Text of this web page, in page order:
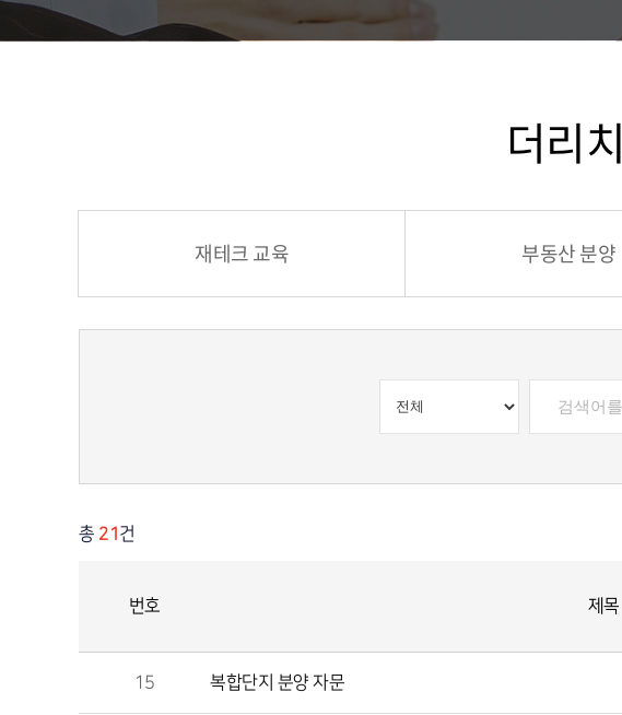
더리
재테크 교육 부동산 분양
총 21건
번호 제목
15 복합단지 분양 자문